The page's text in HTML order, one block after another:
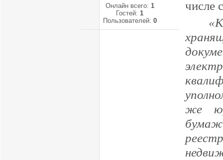
Онлайн всего: 1
Гостей:1
Пользователей: 0
числе
же